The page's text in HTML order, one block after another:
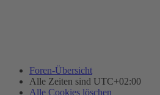
Foren-Übersicht
Alle Zeiten sind UTC+02:00
Alle Cookies löschen